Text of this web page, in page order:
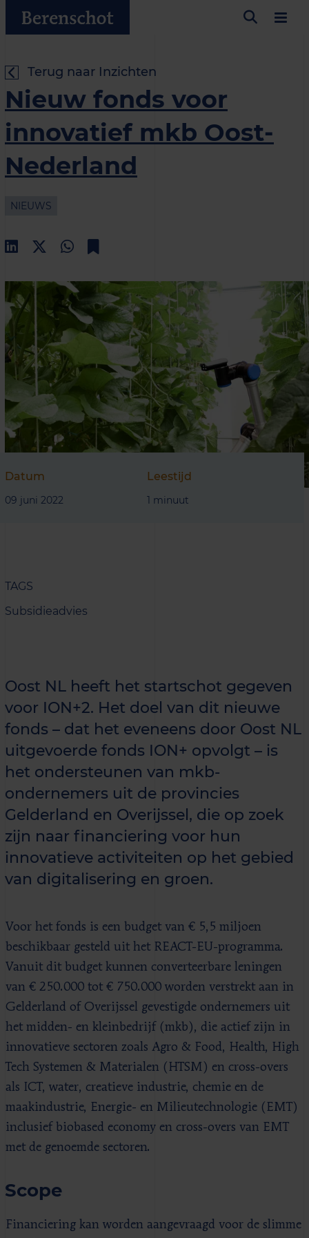
Terug naar Inzichten
Nieuw fonds voor
innovatief mkb Oost-
Nederland
NIEUWS
Datum
09 juni 2022
Leestijd
1 minuut
TAGS
Subsidieadvies
Oost NL heeft het startschot gegeven
voor ION+2. Het doel van dit nieuwe
fonds – dat het eveneens door Oost NL
uitgevoerde fonds ION+ opvolgt – is
het ondersteunen van mkb-
ondernemers uit de provincies
Gelderland en Overijssel, die op zoek
zijn naar financiering voor hun
innovatieve activiteiten op het gebied
van digitalisering en groen.
Voor het fonds is een budget van € 5,5 miljoen
beschikbaar gesteld uit het REACT-EU-programma.
Vanuit dit budget kunnen converteerbare leningen
van € 250.000 tot € 750.000 worden verstrekt aan in
Gelderland of Overijssel gevestigde ondernemers uit
het midden- en kleinbedrijf (mkb), die actief zijn in
innovatieve sectoren zoals Agro & Food, Health, High
Tech Systemen & Materialen (HTSM) en cross-overs
als ICT, water, creatieve industrie, chemie en de
maakindustrie, Energie- en Milieutechnologie (EMT)
inclusief biobased economy en cross-overs van EMT
met de genoemde sectoren.
Scope
Financiering kan worden aangevraagd voor de slimme